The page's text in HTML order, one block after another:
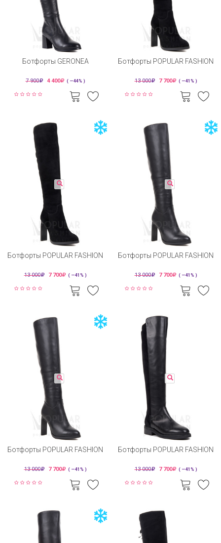
Ботфорты GERONEA
7 900 4 400 ( —44% )
Ботфорты POPULAR FASHION
13 000 7 700 ( —41% )
Ботфорты POPULAR FASHION
13 000 7 700 ( —41% )
Ботфорты POPULAR FASHION
13 000 7 700 ( —41% )
Ботфорты POPULAR FASHION
13 000 7 700 ( —41% )
Ботфорты POPULAR FASHION
13 000 7 700 ( —41% )